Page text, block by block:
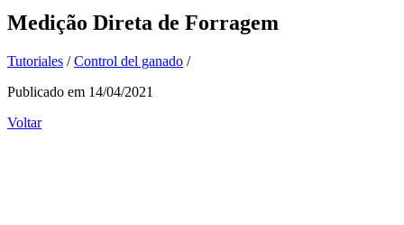
Medição Direta de Forragem
Tutoriales / Control del ganado /
Publicado em 14/04/2021
Voltar